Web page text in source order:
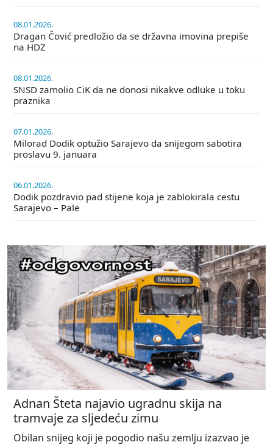
08.01.2026.
Dragan Čović predložio da se državna imovina prepiše
na HDZ
08.01.2026.
SNSD zamolio CiK da ne donosi nikakve odluke u toku
praznika
07.01.2026.
Milorad Dodik optužio Sarajevo da snijegom sabotira
proslavu 9. januara
06.01.2026.
Dodik pozdravio pad stijene koja je zablokirala cestu
Sarajevo – Pale
Adnan Šteta najavio ugradnu skija na
tramvaje za sljedeću zimu
Obilan snijeg koji je pogodio našu zemlju izazvao je